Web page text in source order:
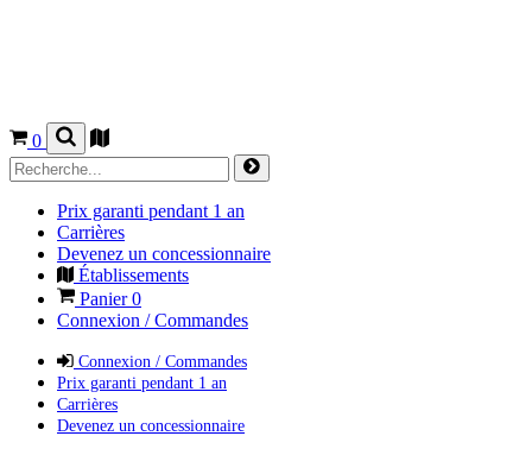
0
Prix garanti pendant 1 an
Carrières
Devenez un concessionnaire
Établissements
Panier0
Connexion / Commandes
Connexion / Commandes
Prix garanti pendant 1 an
Carrières
Devenez un concessionnaire